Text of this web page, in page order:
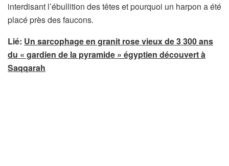
interdisant l’ébullition des têtes et pourquoi un harpon a été
placé près des faucons.
Lié: Un sarcophage en granit rose vieux de 3 300 ans
du « gardien de la pyramide » égyptien découvert à
Saqqarah